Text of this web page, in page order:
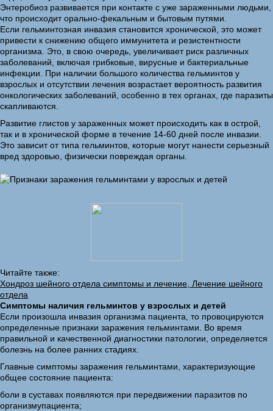
Энтеробиоз развивается при контакте с уже зараженными людьми,
что происходит орально-фекальным и бытовым путями.
Если гельминтозная инвазия становится хронической, это может
привести к снижению общего иммунитета и резистентности
организма. Это, в свою очередь, увеличивает риск различных
заболеваний, включая грибковые, вирусные и бактериальные
инфекции. При наличии большого количества гельминтов у
взрослых и отсутствии лечения возрастает вероятность развития
онкологических заболеваний, особенно в тех органах, где паразиты
скапливаются.
Развитие глистов у зараженных может происходить как в острой,
так и в хронической форме в течение 14-60 дней после инвазии.
Это зависит от типа гельминтов, которые могут нанести серьезный
вред здоровью, физически повреждая органы.
Читайте также:
Хондроз шейного отдела симптомы и лечение, Лечение шейного
отдела
Симптомы наличия гельминтов у взрослых и детей
Если произошла инвазия организма пациента, то провоцируются
определенные признаки заражения гельминтами. Во время
правильной и качественной диагностики патологии, определяется
болезнь на более ранних стадиях.
Главные симптомы заражения гельминтами, характеризующие
общее состояние пациента:
боли в суставах появляются при передвижении паразитов по
организмупациента;